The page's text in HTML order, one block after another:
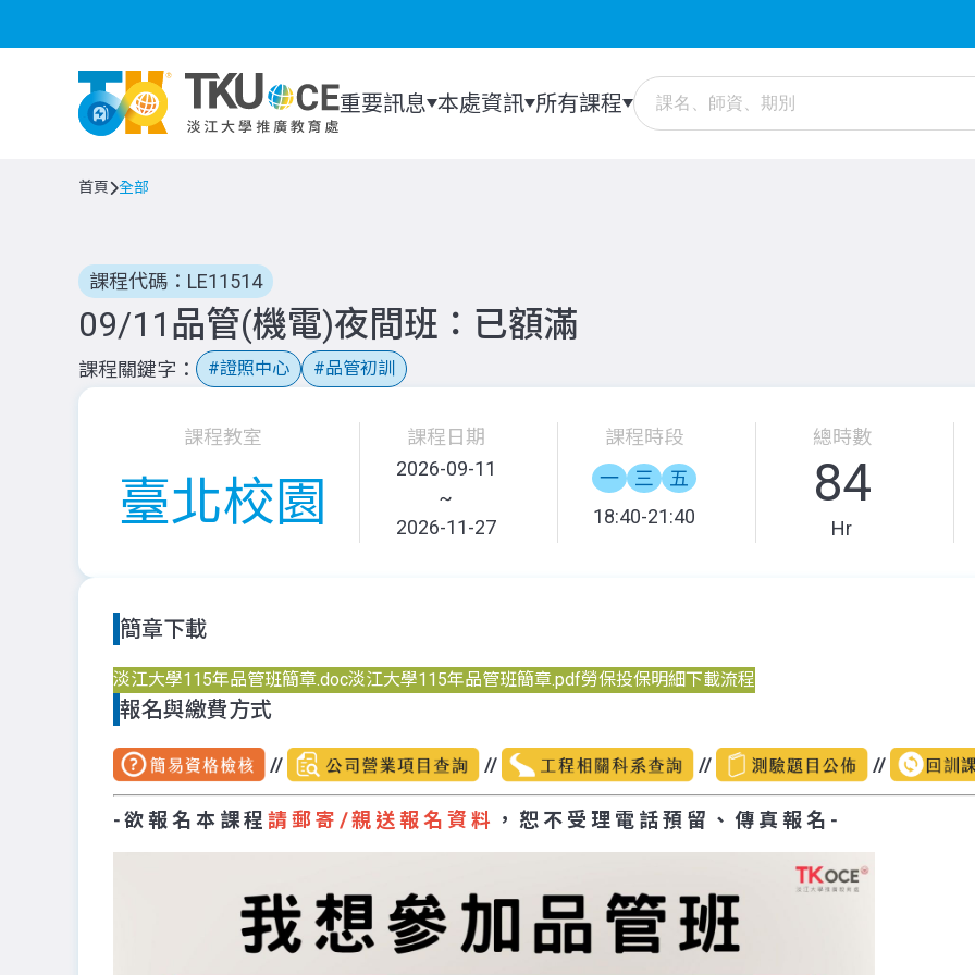
重要訊息 本處資訊 所有課程
首頁 全部
課程代碼：LE11514
09/11品管(機電)夜間班：已額滿
課程關鍵字 證照中心 品管初訓
課程教室
臺北校園
課程日期
2026-09-11
~
2026-11-27
課程時段
一
三
五
18:40-21:40
總時數
84
Hr
簡章下載
淡江大學115年品管班簡章.doc淡江大學115年品管班簡章.pdf勞保投保明細下載流程
報名與繳費方式
// // // //
- 欲 報 名 本 課 程 請 郵 寄 / 親 送 報 名 資 料 ， 恕 不 受 理 電 話 預 留 、 傳 真 報 名 -